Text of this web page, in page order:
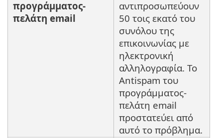
προγράμματος-
πελάτη email
αντιπροσωπεύουν
50 τοις εκατό του
συνόλου της
επικοινωνίας με
ηλεκτρονική
αλληλογραφία. Το
Antispam του
προγράμματος-
πελάτη email
προστατεύει από
αυτό το πρόβλημα.